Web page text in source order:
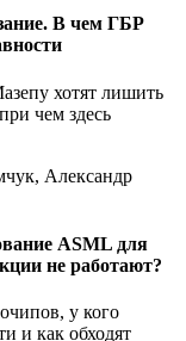
В чем ГБР
хотят лишить
чем здесь
Александр
ASML для
не работают?
у кого
и как обходят